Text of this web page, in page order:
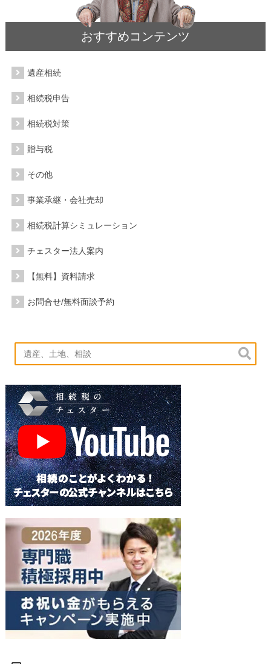
おすすめコンテンツ
遺産相続
相続税申告
相続税対策
贈与税
その他
事業承継・会社売却
相続税計算シミュレーション
チェスター法人案内
【無料】資料請求
お問合せ/無料面談予約
